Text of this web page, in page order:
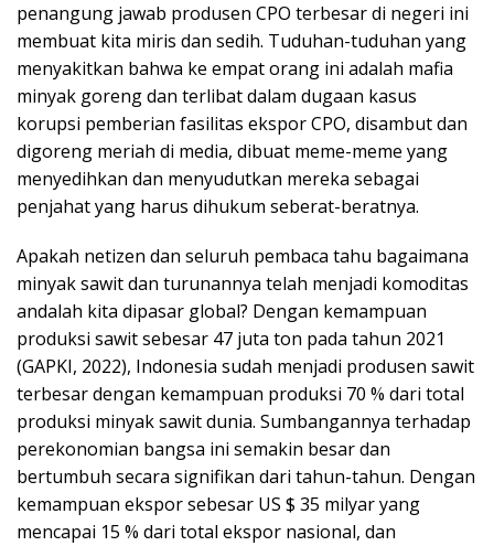
penangung jawab produsen CPO terbesar di negeri ini
membuat kita miris dan sedih. Tuduhan-tuduhan yang
menyakitkan bahwa ke empat orang ini adalah mafia
minyak goreng dan terlibat dalam dugaan kasus
korupsi pemberian fasilitas ekspor CPO, disambut dan
digoreng meriah di media, dibuat meme-meme yang
menyedihkan dan menyudutkan mereka sebagai
penjahat yang harus dihukum seberat-beratnya.
Apakah netizen dan seluruh pembaca tahu bagaimana
minyak sawit dan turunannya telah menjadi komoditas
andalah kita dipasar global? Dengan kemampuan
produksi sawit sebesar 47 juta ton pada tahun 2021
(GAPKI, 2022), Indonesia sudah menjadi produsen sawit
terbesar dengan kemampuan produksi 70 % dari total
produksi minyak sawit dunia. Sumbangannya terhadap
perekonomian bangsa ini semakin besar dan
bertumbuh secara signifikan dari tahun-tahun. Dengan
kemampuan ekspor sebesar US $ 35 milyar yang
mencapai 15 % dari total ekspor nasional, dan